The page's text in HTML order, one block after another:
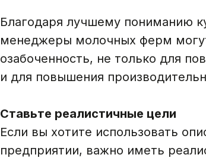
Благодаря лучшему пониманию
менеджеры молочных ферм
озабоченность, не только для
и для повышения
Ставьте реалистичные цели
Если вы хотите использовать
предприятии, важно иметь